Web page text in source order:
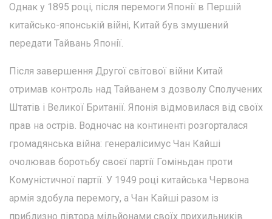
Однак у 1895 році, після перемоги Японії в Першій
китайсько-японській війні, Китай був змушений
передати Тайвань Японії.
Після завершення Другої світової війни Китай
отримав контроль над Тайванем з дозволу Сполучених
Штатів і Великої Британії. Японія відмовилася від своїх
прав на острів. Водночас на континенті розгорталася
громадянська війна: генералісимус Чан Кайші
очолював боротьбу своєї партії Гоміньдан проти
Комуністичної партії. У 1949 році китайська Червона
армія здобула перемогу, а Чан Кайші разом із
приблизно півтора мільйонами своїх прихильників